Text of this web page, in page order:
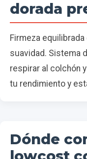
dorada
Firmeza
suavidad. Sistema
respirar al colchón
tu rendimiento y
Dónde
lowcost